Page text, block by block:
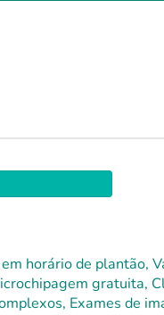
horário de plantão,
gratuita,
Exames de